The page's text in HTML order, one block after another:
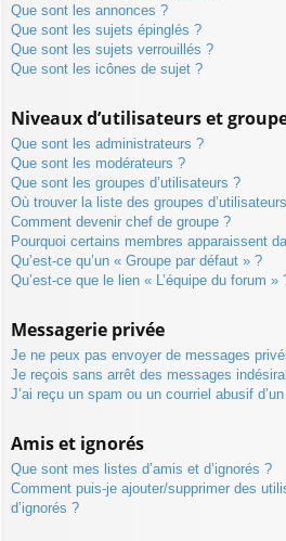
Que sont les annonces ?
Que sont les sujets épinglés ?
Que sont les sujets verrouillés ?
Que sont les icônes de sujet ?
Niveaux d’utilisateurs et
Que sont les administrateurs ?
Que sont les modérateurs ?
Que sont les groupes d’utilisateurs ?
Où trouver la liste des groupes
Comment devenir chef de groupe ?
Pourquoi certains membres apparaissent
Qu’est-ce qu’un « Groupe par défaut » ?
Qu’est-ce que le lien « L’équipe du forum »
Messagerie privée
Je ne peux pas envoyer de messages
Je reçois sans arrêt des messages
J’ai reçu un spam ou un courriel abusif
Amis et ignorés
Que sont mes listes d’amis et d’ignorés ?
Comment puis-je ajouter/supprimer des
d’ignorés ?